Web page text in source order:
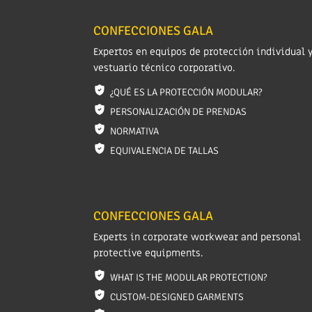
CONFECCIONES GALA
Expertos en equipos de protección individual
vestuario técnico corporativo.
¿QUÉ ES LA PROTECCIÓN MODULAR?
PERSONALIZACIÓN DE PRENDAS
NORMATIVA
EQUIVALENCIA DE TALLAS
CONFECCIONES GALA
Experts in corporate workwear and personal
protective equipments.
WHAT IS THE MODULAR PROTECTION?
CUSTOM-DESIGNED GARMENTS